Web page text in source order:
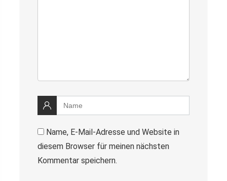
Name, E-Mail-Adresse und Website in
diesem Browser für meinen nächsten
Kommentar speichern.